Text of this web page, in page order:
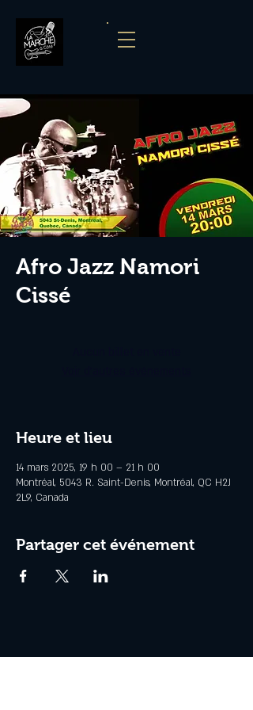
Afro Jazz Namori
Cissé
Heure et lieu
14 mars 2025, 19 h 00 – 21 h 00
Montréal, 5043 R. Saint-Denis, Montréal, QC H2J
2L9, Canada
Partager cet événement